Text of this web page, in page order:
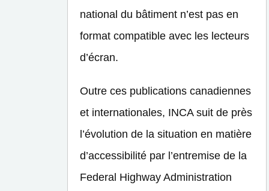
national du bâtiment n’est pas en
format compatible avec les lecteurs
d’écran.
Outre ces publications canadiennes
et internationales, INCA suit de près
l’évolution de la situation en matière
d’accessibilité par l’entremise de la
Federal Highway Administration